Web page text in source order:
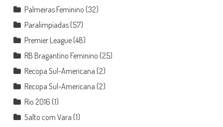
Palmeiras Feminino (32)
Paralimpíadas(57)
Premier League(48)
RB Bragantino Feminino (25)
Recopa Sul-Americana (2)
Recopa Sul-Americana (2)
Rio 2016 (1)
Salto com Vara (1)